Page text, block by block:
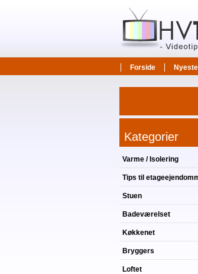
Forside
Kategorier
Varme / Isolering
Tips til
Stuen
Badeværelset
Køkkenet
Bryggers
Loftet